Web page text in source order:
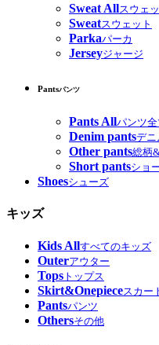
Sweat Allスウェ
Sweatスウェット
Parkaパーカ
Jerseyジャージ
Pantsパンツ
Pants Allパンツ全
Denim pantsデニ
Other pants総柄
Short pantsショ
Shoesシューズ
キッズ
Kids Allすべてのキッズ
Outerアウター
Tops トップス
Skirt&Onepieceスカー
Pantsパンツ
Othersその他